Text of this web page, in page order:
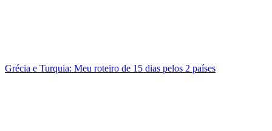
Grécia e Turquia: Meu roteiro de 15 dias pelos 2 países